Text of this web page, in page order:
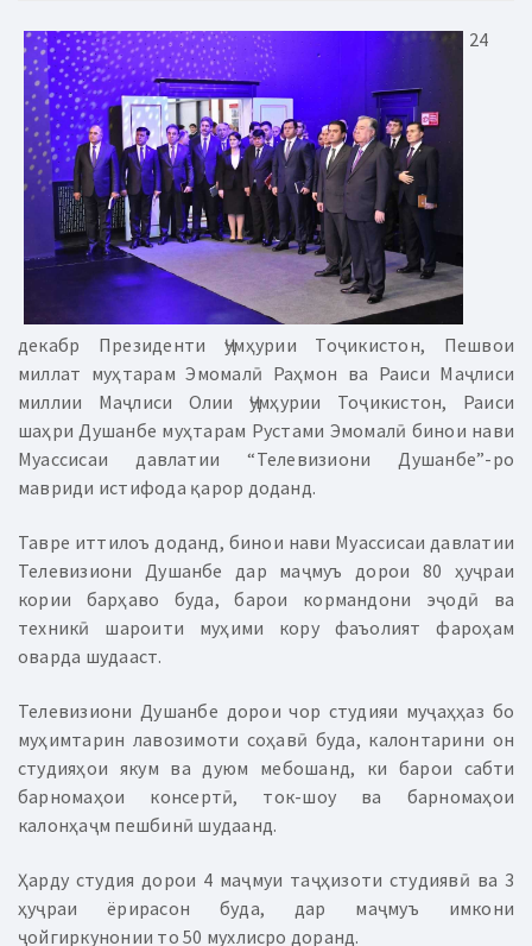
24
декабр Президенти Ҷумҳурии Тоҷикистон, Пешвои
миллат муҳтарам Эмомалӣ Раҳмон ва Раиси Маҷлиси
миллии Маҷлиси Олии Ҷумҳурии Тоҷикистон, Раиси
шаҳри Душанбе муҳтарам Рустами Эмомалӣ бинои нави
Муассисаи давлатии “Телевизиони Душанбе”-ро
мавриди истифода қарор доданд.
Тавре иттилоъ доданд, бинои нави Муассисаи давлатии
Телевизиони Душанбе дар маҷмуъ дорои 80 ҳуҷраи
кории барҳаво буда, барои кормандони эҷодӣ ва
техникӣ шароити муҳими кору фаъолият фароҳам
оварда шудааст.
Телевизиони Душанбе дорои чор студияи муҷаҳҳаз бо
муҳимтарин лавозимоти соҳавӣ буда, калонтарини он
студияҳои якум ва дуюм мебошанд, ки барои сабти
барномаҳои консертӣ, ток-шоу ва барномаҳои
калонҳаҷм пешбинӣ шудаанд.
Ҳарду студия дорои 4 маҷмуи таҷҳизоти студиявӣ ва 3
ҳуҷраи ёрирасон буда, дар маҷмуъ имкони
ҷойгиркунонии то 50 мухлисро доранд.